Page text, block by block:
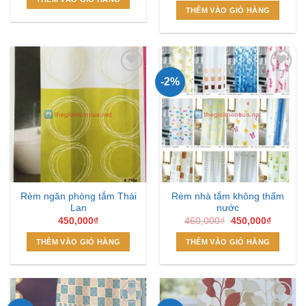
680,000₫.
450,000₫.
THÊM VÀO GIỎ HÀNG
Add to
Wishlist
Rèm ngăn phòng tắm Thái
Lan
450,000₫
THÊM VÀO GIỎ HÀNG
-2%
Add to
Wishlist
Rèm nhà tắm không thấm
nước
460,000₫ Giá
là:
460,000₫.
450,000₫Giá
THÊM VÀO GIỎ HÀNG